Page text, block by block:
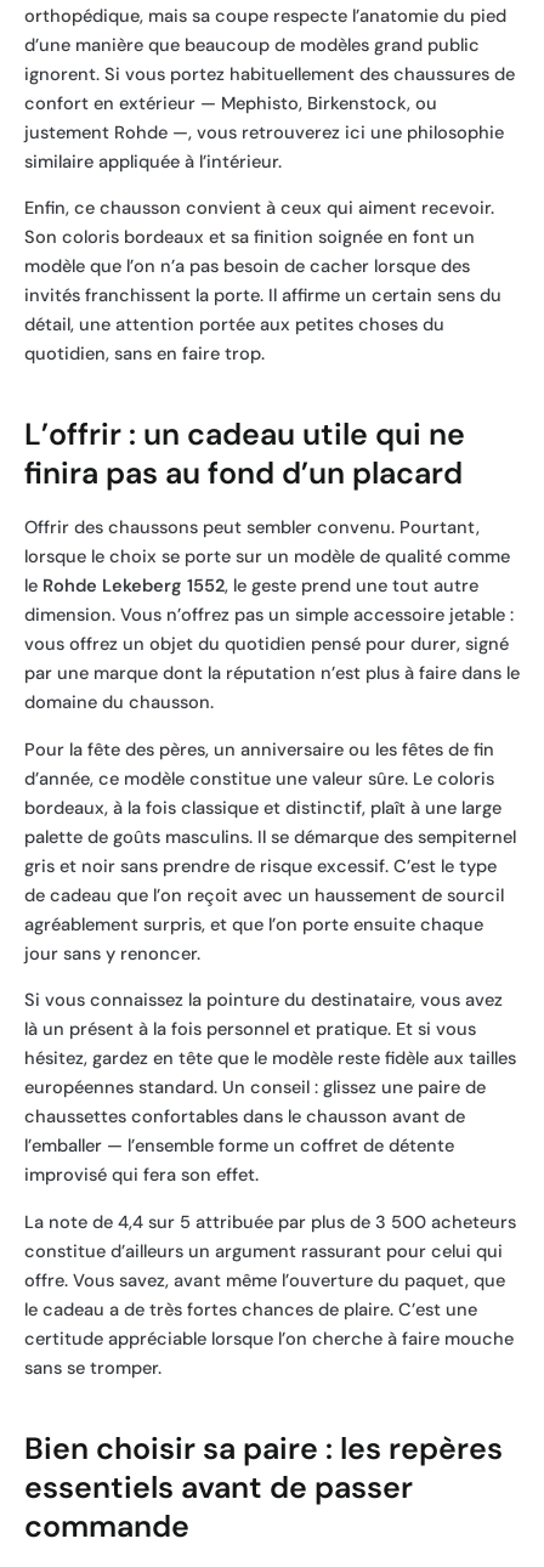
orthopédique, mais sa coupe respecte l’anatomie du pied
d’une manière que beaucoup de modèles grand public
ignorent. Si vous portez habituellement des chaussures de
confort en extérieur — Mephisto, Birkenstock, ou
justement Rohde —, vous retrouverez ici une philosophie
similaire appliquée à l’intérieur.
Enfin, ce chausson convient à ceux qui aiment recevoir.
Son coloris bordeaux et sa finition soignée en font un
modèle que l’on n’a pas besoin de cacher lorsque des
invités franchissent la porte. Il affirme un certain sens du
détail, une attention portée aux petites choses du
quotidien, sans en faire trop.
L’offrir : un cadeau utile qui ne
finira pas au fond d’un placard
Offrir des chaussons peut sembler convenu. Pourtant,
lorsque le choix se porte sur un modèle de qualité comme
le Rohde Lekeberg 1552, le geste prend une tout autre
dimension. Vous n’offrez pas un simple accessoire jetable :
vous offrez un objet du quotidien pensé pour durer, signé
par une marque dont la réputation n’est plus à faire dans le
domaine du chausson.
Pour la fête des pères, un anniversaire ou les fêtes de fin
d’année, ce modèle constitue une valeur sûre. Le coloris
bordeaux, à la fois classique et distinctif, plaît à une large
palette de goûts masculins. Il se démarque des sempiternel
gris et noir sans prendre de risque excessif. C’est le type
de cadeau que l’on reçoit avec un haussement de sourcil
agréablement surpris, et que l’on porte ensuite chaque
jour sans y renoncer.
Si vous connaissez la pointure du destinataire, vous avez
là un présent à la fois personnel et pratique. Et si vous
hésitez, gardez en tête que le modèle reste fidèle aux tailles
européennes standard. Un conseil : glissez une paire de
chaussettes confortables dans le chausson avant de
l’emballer — l’ensemble forme un coffret de détente
improvisé qui fera son effet.
La note de 4,4 sur 5 attribuée par plus de 3 500 acheteurs
constitue d’ailleurs un argument rassurant pour celui qui
offre. Vous savez, avant même l’ouverture du paquet, que
le cadeau a de très fortes chances de plaire. C’est une
certitude appréciable lorsque l’on cherche à faire mouche
sans se tromper.
Bien choisir sa paire : les repères
essentiels avant de passer
commande